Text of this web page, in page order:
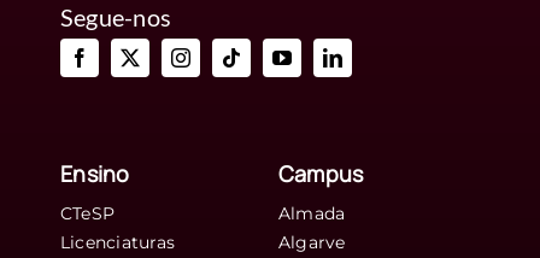
Segue-nos
Ensino
CTeSP
Licenciaturas
Campus
Almada
Algarve